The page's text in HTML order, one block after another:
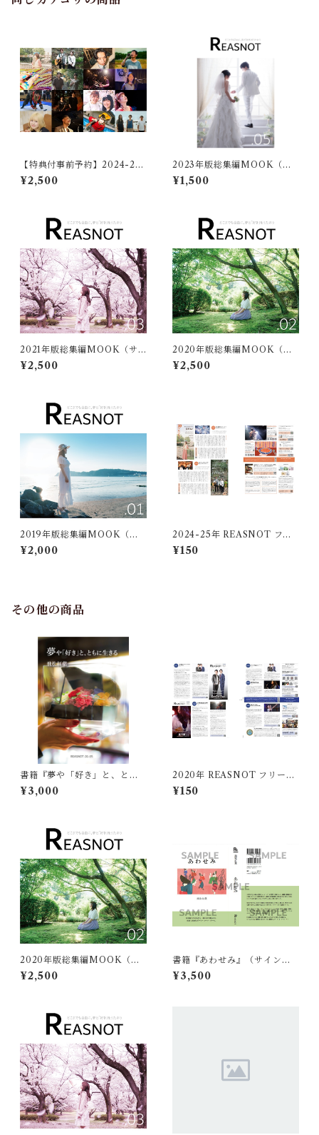
【特典付事前予約】2024-26
年版総集編MOOK（サイン
入）
¥2,500
2023年版総集編MOOK（サ
イン入）
¥1,500
2021年版総集編MOOK（サ
イン入）
¥2,500
2020年版総集編MOOK（サ
イン入）
¥2,500
2019年版総集編MOOK（サ
イン入）
¥2,000
2024-25年 REASNOT フリ
ーペーパー版（サイン入）
¥150
その他の商品
書籍『夢や「好き」と、とも
に生きる』（サイン入）
¥3,000
2020年 REASNOT フリーペ
ーパー版（サイン入）
¥150
2020年版総集編MOOK（サ
イン入）
¥2,500
書籍『あわせみ』（サイン入
り）
¥3,500